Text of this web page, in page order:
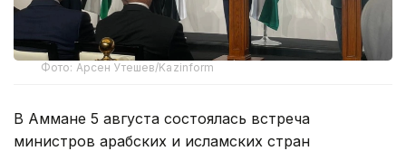
Фото: Арсен Утешев/Kazinform
В Аммане 5 августа состоялась встреча
министров арабских и исламских стран